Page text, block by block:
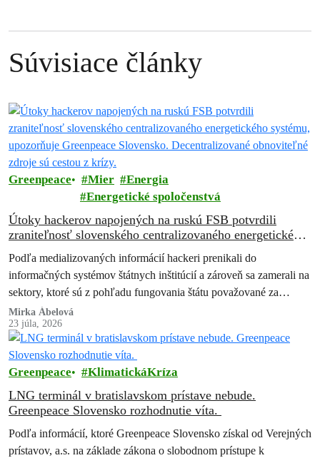
Súvisiace články
Greenpeace Mier
Energia
Energetické spoločenstvá
Útoky hackerov napojených na ruskú FSB potvrdili
zraniteľnosť slovenského centralizovaného energetického
systému, upozorňuje Greenpeace Slovensko.
Decentralizované obnoviteľné zdroje sú cestou z krízy.
Podľa medializovaných informácií hackeri prenikali do
informačných systémov štátnych inštitúcií a zároveň sa zamerali na
sektory, ktoré sú z pohľadu fungovania štátu považované za
kritické. Išlo najmä o energetiku, obranný…
Mirka Ábelová
23 júla, 2026
Greenpeace KlimatickáKríza
LNG terminál v bratislavskom prístave nebude.
Greenpeace Slovensko rozhodnutie víta.
Podľa informácií, ktoré Greenpeace Slovensko získal od Verejných
prístavov, a.s. na základe zákona o slobodnom prístupe k